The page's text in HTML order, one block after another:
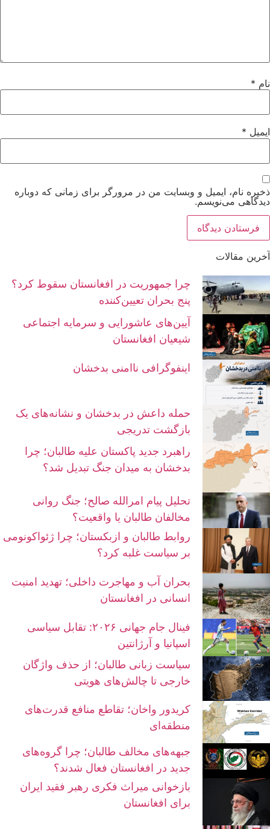
نام *
ایمیل *
ذخیره نام، ایمیل و وبسایت من در مرورگر برای زمانی که دوباره
دیدگاهی می‌نویسم.
آخرین مقالات
چرا جمهوریت در افغانستان سقوط کرد؟
پنج بحران تعیین‌کننده
آیین‌های عاشورایی و سرمایه اجتماعی
شیعیان افغانستان
اینفوگرافی ناامنی بدخشان
حمله داعش در بدخشان و نشانه‌های یک
بازگشت تدریجی
راهبرد جدید پاکستان علیه طالبان؛ چرا
بدخشان به میدان جنگ تبدیل شد؟
تحلیل پیام امرالله صالح؛ جنگ روانی
مخالفان طالبان یا واقعیت؟
روابط طالبان و ازبکستان؛ چرا ژئواکونومی
بر سیاست غلبه کرد؟
بحران آب و مهاجرت داخلی؛ تهدید امنیت
انسانی در افغانستان
فینال جام جهانی ۲۰۲۶: تقابل سیاسی
اسپانیا و آرژانتین
سیاست زبانی طالبان؛ از حذف واژگان
خارجی تا چالش‌های هویتی
کریدور واخان؛ تقاطع منافع قدرت‌های
منطقه‌ای
جبهه‌های مخالف طالبان؛ چرا گروه‌های
جدید در افغانستان فعال شدند؟
بازخوانی میراث فکری رهبر فقید ایران
برای افغانستان